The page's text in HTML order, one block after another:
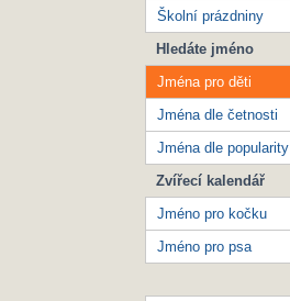
Školní prázdniny
Hledáte jméno
Jména pro děti
Jména dle četnosti
Jména dle popularity
Zvířecí kalendář
Jméno pro kočku
Jméno pro psa